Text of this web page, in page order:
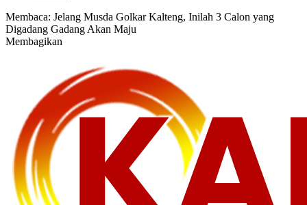
Membaca: Jelang Musda Golkar Kalteng, Inilah 3 Calon yang
Digadang Gadang Akan Maju
Membagikan